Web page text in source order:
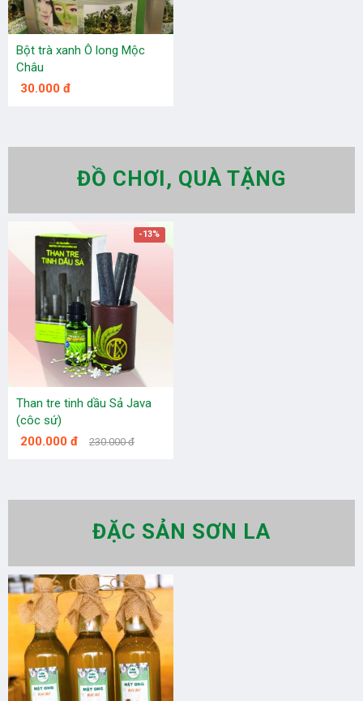
Bột trà xanh Ô long Mộc
Châu
30.000 đ
ĐỒ CHƠI, QUÀ TẶNG
-13%
Than tre tinh dầu Sả Java
(côc sứ)
200.000 đ
230.000 đ
ĐẶC SẢN SƠN LA